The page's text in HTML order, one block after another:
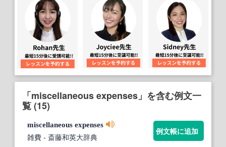
「miscellaneous expenses」を含む例文一
覧 (15)
miscellaneous expenses
雑費 - 斎藤和英大辞典
例文帳に追加